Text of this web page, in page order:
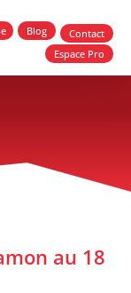
Blog
Contact
Espace Pro
au 18